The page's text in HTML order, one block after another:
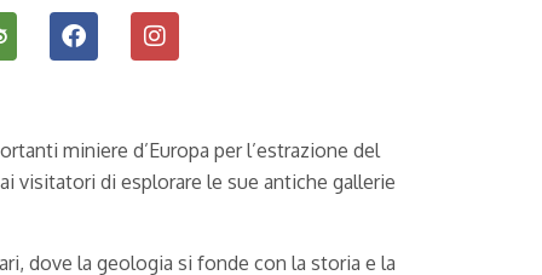
miniere d’Europa per l’estrazione del
visitatori di esplorare le sue antiche gallerie
dove la geologia si fonde con la storia e la